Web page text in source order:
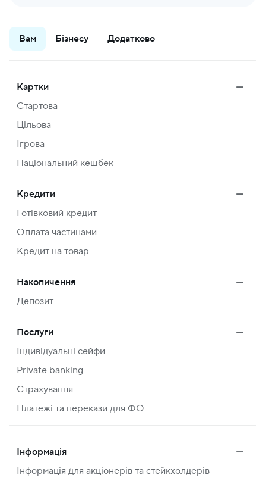
Вам Бізнесу Додатково
Картки
Стартова
Цільова
Ігрова
Національний кешбек
Кредити
Готівковий кредит
Оплата частинами
Кредит на товар
Накопичення
Депозит
Послуги
Індивідуальні сейфи
Private banking
Страхування
Платежі та перекази для ФО
Інформація
Інформація для акціонерів та стейкхолдерів